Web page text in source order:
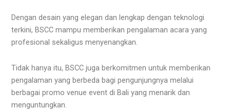
Dengan desain yang elegan dan lengkap dengan teknologi
terkini, BSCC mampu memberikan pengalaman acara yang
profesional sekaligus menyenangkan.
Tidak hanya itu, BSCC juga berkomitmen untuk memberikan
pengalaman yang berbeda bagi pengunjungnya melalui
berbagai promo venue event di Bali yang menarik dan
menguntungkan.